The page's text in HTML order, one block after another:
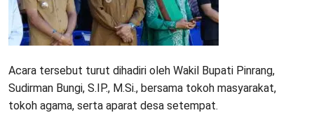
Acara tersebut turut dihadiri oleh Wakil Bupati Pinrang,
Sudirman Bungi, S.IP., M.Si., bersama tokoh masyarakat,
tokoh agama, serta aparat desa setempat.